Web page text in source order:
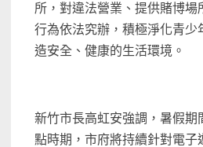
所，對違法營業、提供賭博場
行為依法究辦，積極淨化青少
造安全、健康的生活環境。
新竹市長高虹安強調，暑假期
點時期，市府將持續針對電子